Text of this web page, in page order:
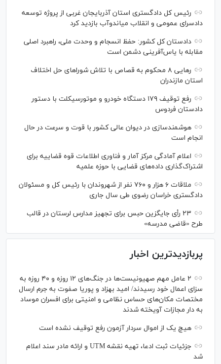
رئیس کل دادگستری استان آذربایجان غربی از پروژه توسعه
دادسرای عمومی و انقلاب میاندوآب بازدید کرد
دادستان کل کشور: حفظ انسجام و وحدت ملی، راهبرد اصلی
مقابله با یاس‌آفرینی دشمن است
رهایی ۸ محکوم به قصاص با تلاش شورا‌های حل اختلاف
استان مازندران
رفع توقیف ۱۷۹ دستگاه خودرو و موتورسیکلت با دستور
دادستان فردوس
هوشمندسازی در دیوان عالی کشور با قوت و سرعت در حال
انجام است
اعلام آمادگی مرکز آمار و فناوری اطلاعات قوه قضاییه برای
اشتراک‌گذاری داده‌های قضایی با حوزه علمیه
ملاقات ۶ هزار و ۷۶۰ نفر از شهروندان با رئیس کل و مسئولان
دادگستری خراسان رضوی طی سال جاری
۲۳ رأی جایگزین حبس برای تجهیز مدارس لرستان در قالب
طرح «قاضی مدرسه»
پربازدیدترین اخبار
۲ عامل مهم صهیونیست‌ها در جنگ‌های ۱۲ روزه و ۴۰ روزه به
سزای اعمال خود رسیدند/ امید بهزاد و پوریا صفوت به جرم ارسال
مختصات مکان‌های حساس نظامی و امنیتی برای افسران موساد
به دار مجازات آویخته شدند
هیچ یک از اموال سردار آزمون رفع توقیف نشده است
جزئیات ثبت ادعا، تهیه نقشه UTM و ارائه مادر سند اعلام
شد